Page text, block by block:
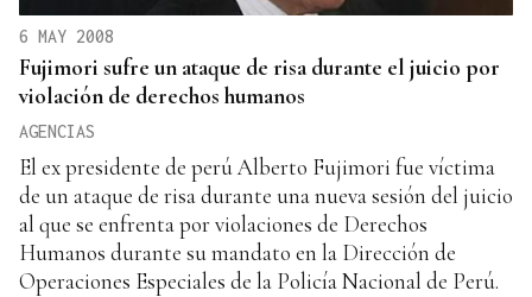
6 MAY 2008
Fujimori sufre un ataque de risa durante el juicio por
violación de derechos humanos
AGENCIAS
El ex presidente de perú Alberto Fujimori fue víctima
de un ataque de risa durante una nueva sesión del juicio
al que se enfrenta por violaciones de Derechos
Humanos durante su mandato en la Dirección de
Operaciones Especiales de la Policía Nacional de Perú.